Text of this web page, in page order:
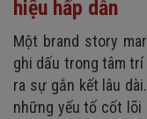
hiệu hấp dẫn
Một brand story
ghi dấu trong tâm trí
ra sự gắn kết lâu
những yếu tố cốt lõi